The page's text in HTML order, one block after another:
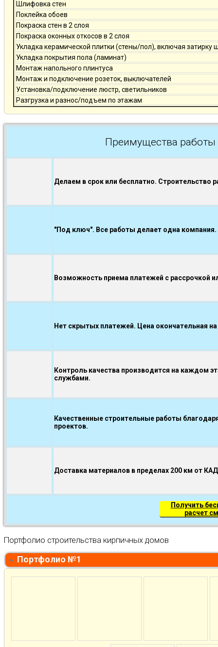
Шлифовка стен
Поклейка обоев
Покраска стен в 2 слоя
Покраска оконных откосов в 2 слоя
Укладка керамической плитки (стены/пол), включая затирку
Укладка покрытия пола (ламинат)
Монтаж напольного плинтуса
Монтаж и подключение розеток, выключателей
Установка/подключение люстр, светильников
Разгрузка и разнос/подъем по этажам
Преимущества
Делаем в срок или бесплатно. Строительство
"Под ключ". Все работы делает одна компания.
Возможность приема платежей с рассрочкой
Нет скрытых платежей. Цена окончательная
Контроль качества производится на каждом
службами.
Качественные строительные работы
проектов.
Доставка материалов в пределах 200 км от
Получить
расчет
Портфолио строительства кирпичных домов
Портфолио №1